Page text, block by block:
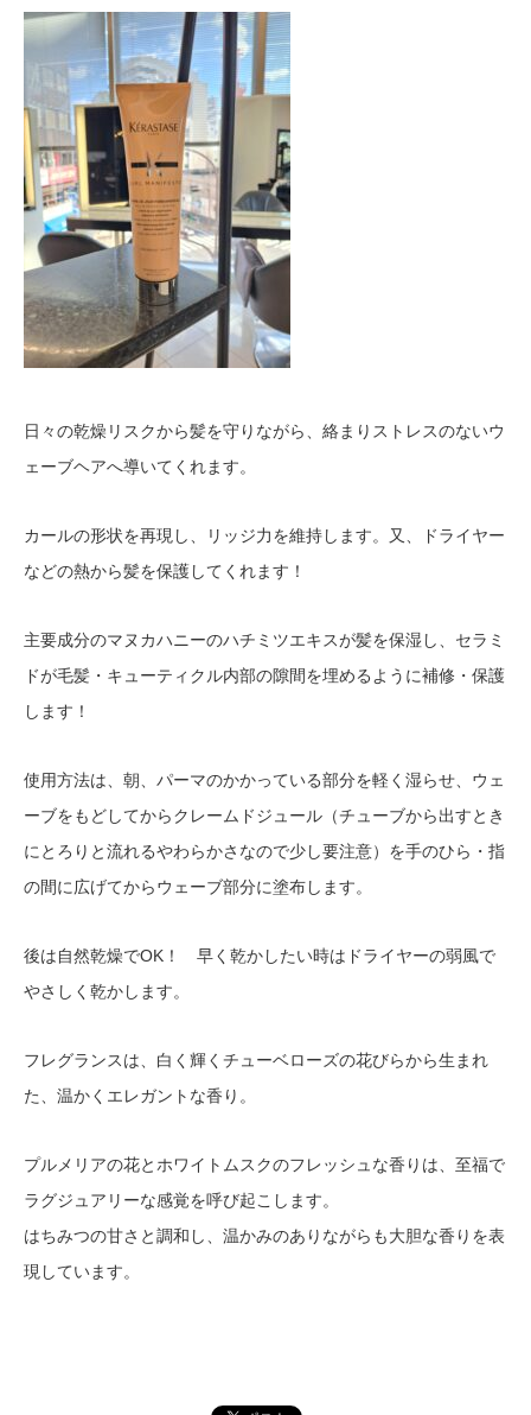
日々の乾燥リスクから髪を守りながら、絡まりストレスのないウ
ェーブヘアへ導いてくれます。
カールの形状を再現し、リッジ力を維持します。又、ドライヤー
などの熱から髪を保護してくれます！
主要成分のマヌカハニーのハチミツエキスが髪を保湿し、セラミ
ドが毛髪・キューティクル内部の隙間を埋めるように補修・保護
します！
使用方法は、朝、パーマのかかっている部分を軽く湿らせ、ウェ
ーブをもどしてからクレームドジュール（チューブから出すとき
にとろりと流れるやわらかさなので少し要注意）を手のひら・指
の間に広げてからウェーブ部分に塗布します。
後は自然乾燥でOK！ 早く乾かしたい時はドライヤーの弱風で
やさしく乾かします。
フレグランスは、白く輝くチューベローズの花びらから生まれ
た、温かくエレガントな香り。
プルメリアの花とホワイトムスクのフレッシュな香りは、至福で
ラグジュアリーな感覚を呼び起こします。
はちみつの甘さと調和し、温かみのありながらも大胆な香りを表
現しています。